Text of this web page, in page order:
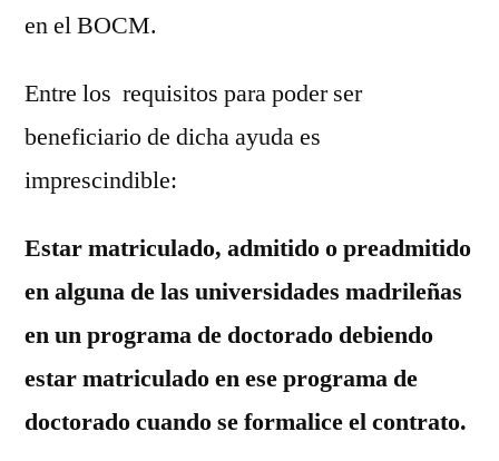
en el BOCM.
Entre los requisitos para poder ser
beneficiario de dicha ayuda es
imprescindible:
Estar matriculado, admitido o preadmitido
en alguna de las universidades madrileñas
en un programa de doctorado debiendo
estar matriculado en ese programa de
doctorado cuando se formalice el contrato.